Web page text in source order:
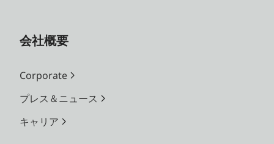
会社概要
Corporate
プレス＆ニュース
キャリア